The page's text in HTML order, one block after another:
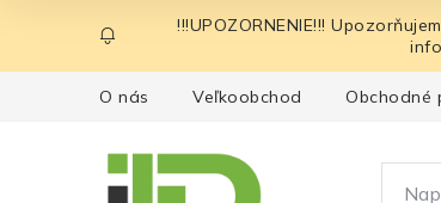
obsah
!!!UPOZORNENIE!!!
O nás Veľkoobchod Obchodné